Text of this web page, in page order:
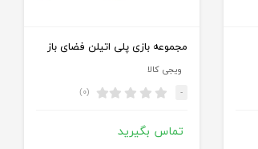
مجموعه بازی پلی اتیلن فضای باز
ویجی کالا
- (۰)
تماس بگیرید